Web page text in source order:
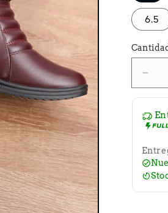
6.5
de
piel